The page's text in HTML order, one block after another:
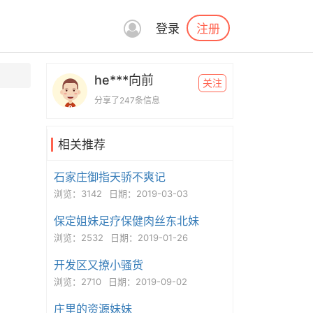
登录 注册
he***向前
分享了247条信息
关注
相关推荐
石家庄御指天骄不爽记
浏览：3142 日期：2019-03-03
保定姐妹足疗保健肉丝东北妹
浏览：2532 日期：2019-01-26
开发区又撩小骚货
浏览：2710 日期：2019-09-02
庄里的资源妹妹